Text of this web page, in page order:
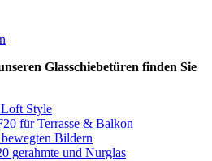
Glasschiebetüren finden Sie
Style
für Terrasse & Balkon
Bildern
gerahmte und Nurglas